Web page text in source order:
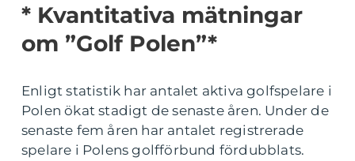
* Kvantitativa mätningar
om ”Golf Polen”*
Enligt statistik har antalet aktiva golfspelare i
Polen ökat stadigt de senaste åren. Under de
senaste fem åren har antalet registrerade
spelare i Polens golfförbund fördubblats.